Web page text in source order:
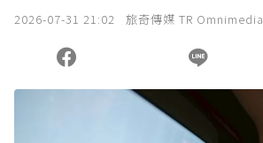
您當前剩餘 U 利點數：0點；前往
2026-07-31 21:02 旅奇傳媒 TR Omnimedia